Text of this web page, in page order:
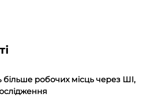
більше робочих місць через ШІ,